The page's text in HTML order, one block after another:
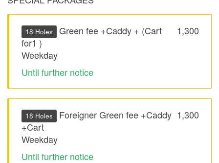
1,300
18 Holes
Green fee +Caddy + (Cart
for1 )
Weekday
Until further notice
1,300
18 Holes
Foreigner Green fee +Caddy
+Cart
Weekday
Until further notice